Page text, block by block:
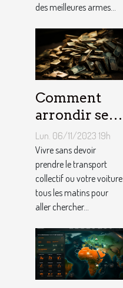
des meilleures armes...
Comment
arrondir ses
fins du mois
avec
l’internet ?
Lun. 06/11/2023 19h
Vivre sans devoir
prendre le transport
collectif ou votre voiture
tous les matins pour
aller chercher...